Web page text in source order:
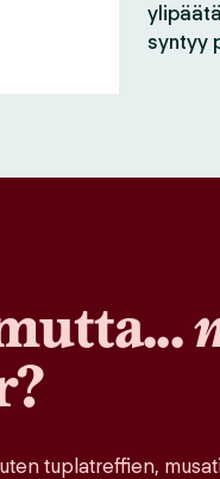
syntyy
tuplatreffien,